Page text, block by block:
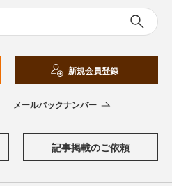
新規会員登録
メールバックナンバー
記事掲載のご依頼